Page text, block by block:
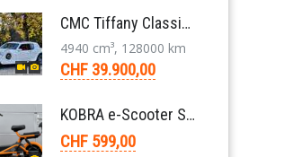
CMC Tiffany Classic Coupé Neoklassiker 5.0 V8 1991
4940 cm³, 128000 km
CHF 39.900,00
KOBRA e-Scooter SG G60 240 Watt
CHF 599,00